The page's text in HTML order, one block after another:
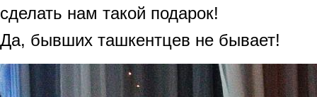
сделать нам такой подарок!
Да, бывших ташкентцев не бывает!